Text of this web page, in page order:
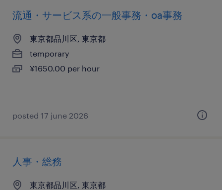
流通・サービス系の一般事務・oa事務
東京都品川区, 東京都
temporary
¥1650.00 per hour
posted 17 june 2026
人事・総務
東京都品川区, 東京都